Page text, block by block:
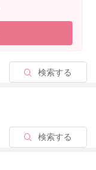
検索する
検索する